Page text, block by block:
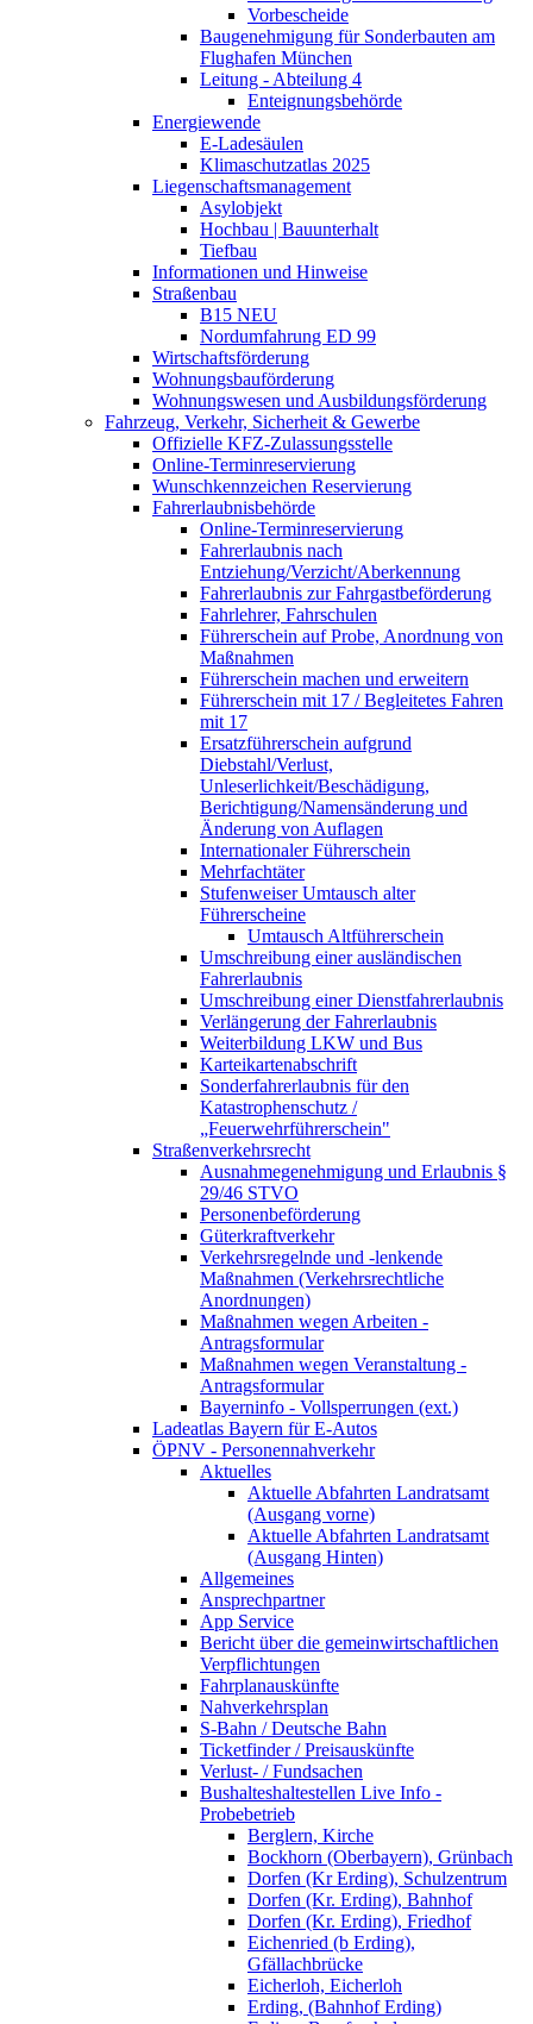
Vorbescheide
Baugenehmigung für Sonderbauten am
Flughafen München
Leitung - Abteilung 4
Enteignungsbehörde
Energiewende
E-Ladesäulen
Klimaschutzatlas 2025
Liegenschaftsmanagement
Asylobjekt
Hochbau | Bauunterhalt
Tiefbau
Informationen und Hinweise
Straßenbau
B15 NEU
Nordumfahrung ED 99
Wirtschaftsförderung
Wohnungsbauförderung
Wohnungswesen und Ausbildungsförderung
Fahrzeug, Verkehr, Sicherheit & Gewerbe
Offizielle KFZ-Zulassungsstelle
Online-Terminreservierung
Wunschkennzeichen Reservierung
Fahrerlaubnisbehörde
Online-Terminreservierung
Fahrerlaubnis nach
Entziehung/Verzicht/Aberkennung
Fahrerlaubnis zur Fahrgastbeförderung
Fahrlehrer, Fahrschulen
Führerschein auf Probe, Anordnung von
Maßnahmen
Führerschein machen und erweitern
Führerschein mit 17 / Begleitetes Fahren
mit 17
Ersatzführerschein aufgrund
Diebstahl/Verlust,
Unleserlichkeit/Beschädigung,
Berichtigung/Namensänderung und
Änderung von Auflagen
Internationaler Führerschein
Mehrfachtäter
Stufenweiser Umtausch alter
Führerscheine
Umtausch Altführerschein
Umschreibung einer ausländischen
Fahrerlaubnis
Umschreibung einer Dienstfahrerlaubnis
Verlängerung der Fahrerlaubnis
Weiterbildung LKW und Bus
Karteikartenabschrift
Sonderfahrerlaubnis für den
Katastrophenschutz /
„Feuerwehrführerschein"
Straßenverkehrsrecht
Ausnahmegenehmigung und Erlaubnis §
29/46 STVO
Personenbeförderung
Güterkraftverkehr
Verkehrsregelnde und -lenkende
Maßnahmen (Verkehrsrechtliche
Anordnungen)
Maßnahmen wegen Arbeiten -
Antragsformular
Maßnahmen wegen Veranstaltung -
Antragsformular
Bayerninfo - Vollsperrungen (ext.)
Ladeatlas Bayern für E-Autos
ÖPNV - Personennahverkehr
Aktuelles
Aktuelle Abfahrten Landratsamt
(Ausgang vorne)
Aktuelle Abfahrten Landratsamt
(Ausgang Hinten)
Allgemeines
Ansprechpartner
App Service
Bericht über die gemeinwirtschaftlichen
Verpflichtungen
Fahrplanauskünfte
Nahverkehrsplan
S-Bahn / Deutsche Bahn
Ticketfinder / Preisauskünfte
Verlust- / Fundsachen
Bushalteshaltestellen Live Info -
Probebetrieb
Berglern, Kirche
Bockhorn (Oberbayern), Grünbach
Dorfen (Kr Erding), Schulzentrum
Dorfen (Kr. Erding), Bahnhof
Dorfen (Kr. Erding), Friedhof
Eichenried (b Erding),
Gfällachbrücke
Eicherloh, Eicherloh
Erding, (Bahnhof Erding)